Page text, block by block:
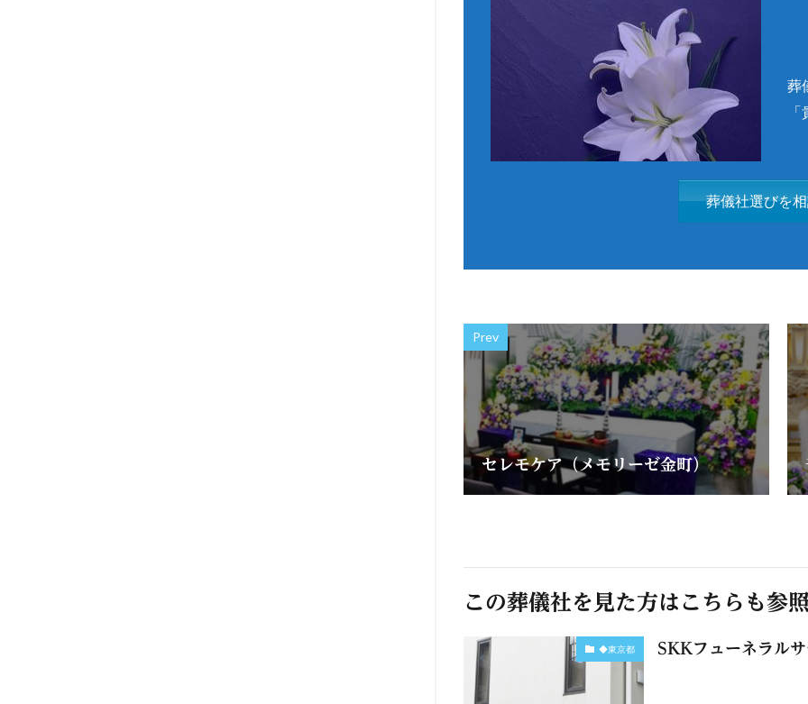
葬
葬儀社選びを
Prev
セレモケア（メモリーゼ金町）
この葬儀社を見た方はこちらも参
◆東京都 SKKフューネラル